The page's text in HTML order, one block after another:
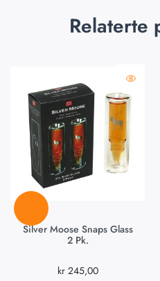
Relaterte
Silver Moose Snaps Glass
2 Pk.
kr245,00